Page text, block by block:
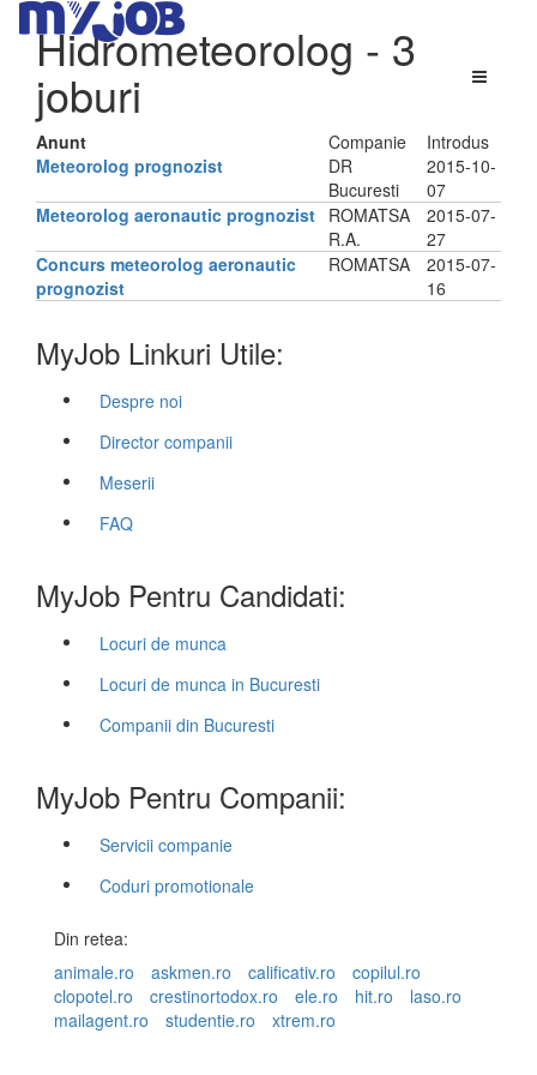
Hidrometeorolog - 3
joburi
Anunt Companie
Introdus
Meteorolog prognozist
DR
Bucuresti
2015-10-
07
Meteorolog aeronautic prognozist ROMATSA
R.A.
2015-07-
27
Concurs meteorolog aeronautic
prognozist
ROMATSA
2015-07-
16
MyJob Linkuri Utile:
Despre noi
Director companii
Meserii
FAQ
MyJob Pentru Candidati:
Locuri de munca
Locuri de munca in Bucuresti
Companii din Bucuresti
MyJob Pentru Companii:
Servicii companie
Coduri promotionale
Din retea:
animale.ro
askmen.ro calificativ.ro
copilul.ro
clopotel.ro
crestinortodox.ro ele.ro hit.ro
laso.ro
mailagent.ro
studentie.ro xtrem.ro